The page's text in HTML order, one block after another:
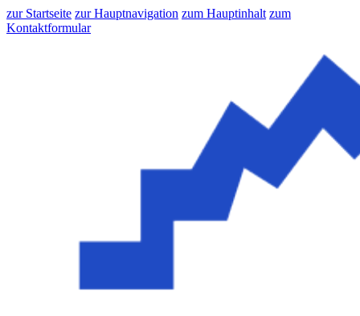
zur Startseite zur Hauptnavigation zum Hauptinhalt zum
Kontaktformular